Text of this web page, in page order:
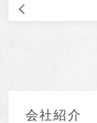
会社紹介